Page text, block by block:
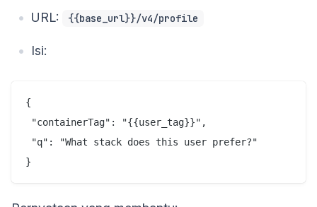
URL: {{base_url}}/v4/profile
Isi:
{
"containerTag": "{{user_tag}}",
"q": "What stack does this user prefer?"